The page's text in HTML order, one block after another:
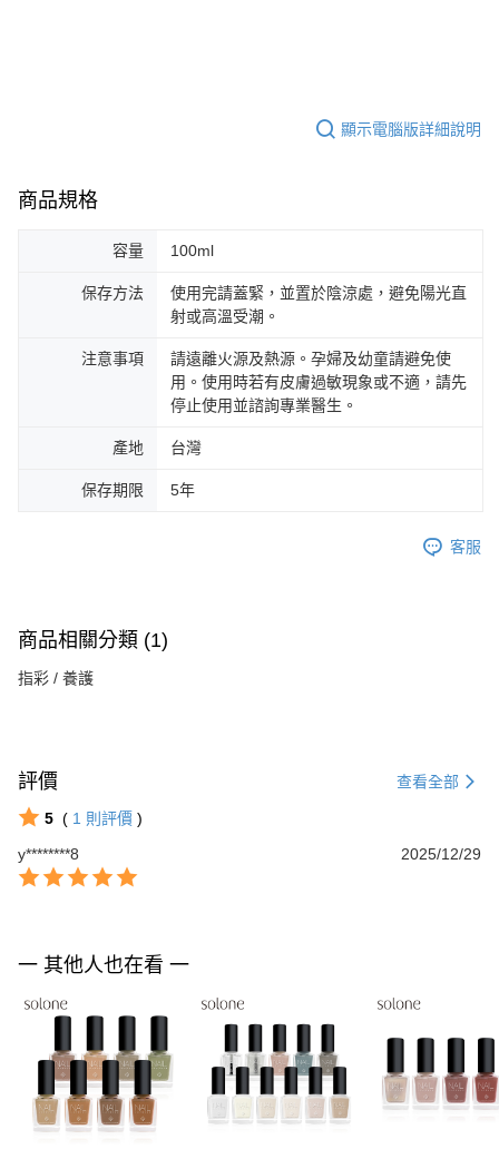
顯示電腦版詳細說明
商品規格
容量 100ml
保存方法
使用完請蓋緊，並置於陰涼處，避免陽光直
射或高溫受潮。
注意事項
請遠離火源及熱源。孕婦及幼童請避免使
用。使用時若有皮膚過敏現象或不適，請先
停止使用並諮詢專業醫生。
產地 台灣
保存期限 5年
客服
商品相關分類 (1)
指彩 / 養護
評價 查看全部
5 ( 1 則評價 )
y********8
2025/12/29
一 其他人也在看 一